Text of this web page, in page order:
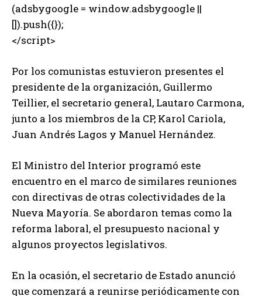
(adsbygoogle = window.adsbygoogle ||
[]).push({});
</script>
Por los comunistas estuvieron presentes el
presidente de la organización, Guillermo
Teillier, el secretario general, Lautaro Carmona,
junto a los miembros de la CP, Karol Cariola,
Juan Andrés Lagos y Manuel Hernández.
El Ministro del Interior programó este
encuentro en el marco de similares reuniones
con directivas de otras colectividades de la
Nueva Mayoría. Se abordaron temas como la
reforma laboral, el presupuesto nacional y
algunos proyectos legislativos.
En la ocasión, el secretario de Estado anunció
que comenzará a reunirse periódicamente con